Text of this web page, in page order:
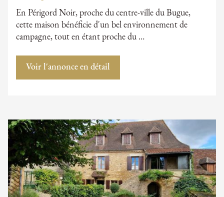
En Périgord Noir, proche du centre-ville du Bugue,
cette maison bénéficie d'un bel environnement de
campagne, tout en étant proche du …
Voir l'annonce en détail